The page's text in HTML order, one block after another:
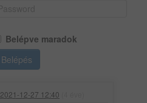
Belépve maradok
Belépés
2021-12-27 12:40